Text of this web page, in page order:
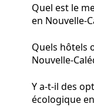
Quel est le
en Nouvelle-
Quels hôtels
Nouvelle-
Y a-t-il des
écologique